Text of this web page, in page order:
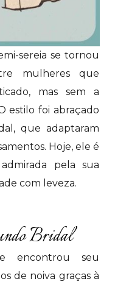
sereia se tornou
mulheres que
mas sem a
estilo foi abraçado
que adaptaram
Hoje, ele é
pela sua
com leveza.
Bridal
encontrou seu
de noiva graças à